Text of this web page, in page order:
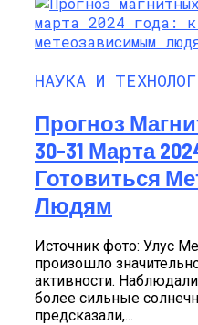
НАУКА И
Прогноз
30-31 Марта
Готовиться
Людям
Источник фото: Улус
произошло
активности.
более сильные
предсказали,...